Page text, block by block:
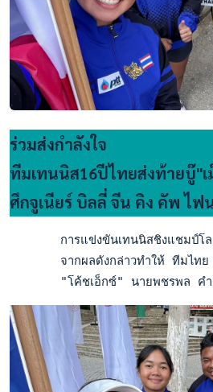
ร่วมส่งกำลังใจ
ทีมเทนนิส16ปีไทยส่งท้ายบู๊"เ
ศึกจูเนียร์ บิลลี่ จีน คิง คัพ ไฟ
การแข่งขันเทนนิสชิงแชมป์โ
จากผลดังกล่าวทำให้ ทีมไท
"โค้ชเอ็กซ์" นายพชรพล ค